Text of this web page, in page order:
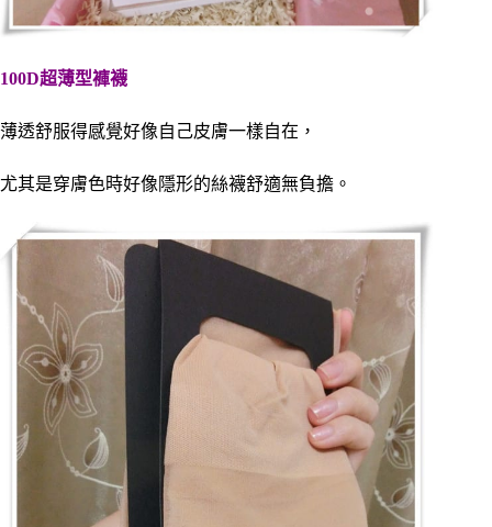
100D超薄型褲襪
薄透舒服得感覺好像自己皮膚一樣自在，
尤其是穿膚色時好像隱形的絲襪舒適無負擔。